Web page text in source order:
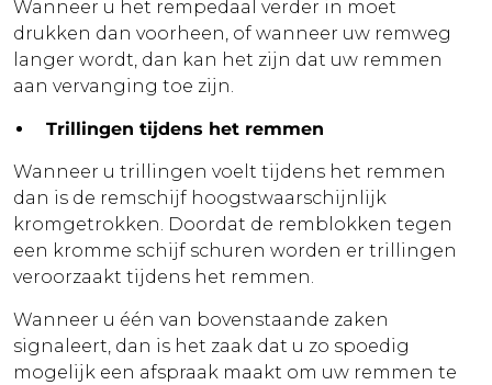
Wanneer u het rempedaal verder in moet
drukken dan voorheen, of wanneer uw remweg
langer wordt, dan kan het zijn dat uw remmen
aan vervanging toe zijn.
Trillingen tijdens het remmen
Wanneer u trillingen voelt tijdens het remmen
dan is de remschijf hoogstwaarschijnlijk
kromgetrokken. Doordat de remblokken tegen
een kromme schijf schuren worden er trillingen
veroorzaakt tijdens het remmen.
Wanneer u één van bovenstaande zaken
signaleert, dan is het zaak dat u zo spoedig
mogelijk een afspraak maakt om uw remmen te